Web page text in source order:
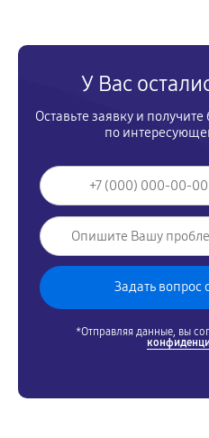
У Вас
Оставьте заявку и
по
*Отправляя данные, вы